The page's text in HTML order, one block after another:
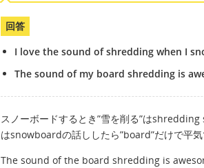
回答
I love the sound of shredding when I
The sound of my board shredding is
スノーボードするとき”雪を削る”は
はsnowboardの話ししたら”board”だけで平気
The sound of the board shredding is